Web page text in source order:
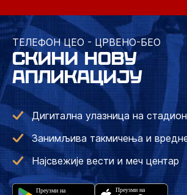
ТЕЛЕФОН ЦЕО - ЦРВЕНО-БЕО
СКИНИ НОВУ
АПЛИКАЦИЈУ
Дигитална улазница на стадион
Занимљива такмичења и
Најсвежије вести и меч центар